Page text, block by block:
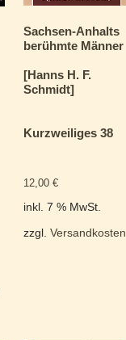
Sachsen-Anhalts
berühmte Männer
[Hanns H. F.
Schmidt]
Kurzweiliges 38
12,00€
inkl. 7 % MwSt.
zzgl.Versandkosten